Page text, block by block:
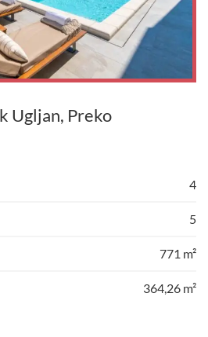
Ugljan, Preko
4
5
771 m²
364,26 m²